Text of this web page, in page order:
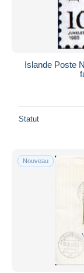
Islande Poste
Statut
Nouveau